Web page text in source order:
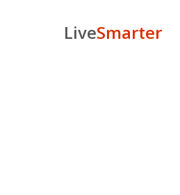
LiveSmarter